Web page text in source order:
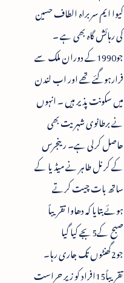
کیوا ایم سربراہ الطاف حسین
کی رہائش گاہ بھی ہے ۔
جو1990کے دوران ملک سے
فرارہوگئے تھے اور اب لندن
میں سکونت پذیر ہیں ۔ انہوں
نے برطانوی شہریت بھی
حاصل کرلی ہے۔ رینجرس
کے کرنل طاہر نے میڈیا کے
ساتھ بات چیت کرتے
ہوئے بتایا کہ دھاوا تقریباً
صبح کے5بجے کیا گیا
جو2گھنٹوں تک جاری رہا۔
تقریباً15افراد کو زیر حراست